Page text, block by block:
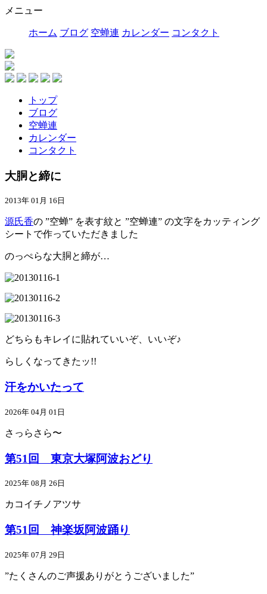
メニュー
ホーム ブログ 空蝉連 カレンダー コンタクト
トップ
ブログ
空蝉連
カレンダー
コンタクト
大胴と締に
2013年 01月 16日
源氏香の ”空蝉” を表す紋と ”空蝉連” の文字をカッティング
シートで作っていただきました
のっぺらな大胴と締が…
どちらもキレイに貼れていいぞ、いいぞ♪
らしくなってきたッ!!
汗をかいたって
2026年 04月 01日
さっらさら〜
第51回 東京大塚阿波おどり
2025年 08月 26日
カコイチノアツサ
第51回 神楽坂阿波踊り
2025年 07月 29日
”たくさんのご声援ありがとうございました”